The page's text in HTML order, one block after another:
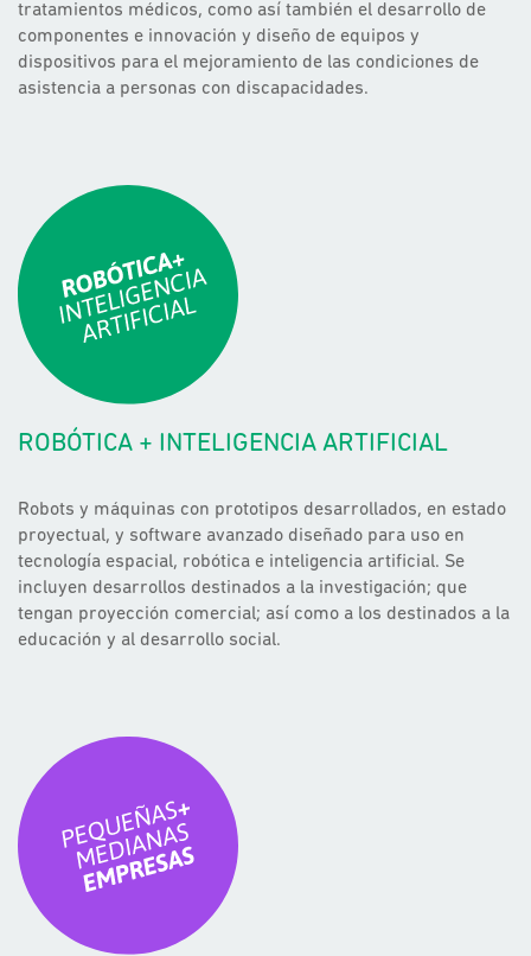
tratamientos médicos, como así también el desarrollo de
componentes e innovación y diseño de equipos y
dispositivos para el mejoramiento de las condiciones de
asistencia a personas con discapacidades.
ROBÓTICA + INTELIGENCIA ARTIFICIAL
Robots y máquinas con prototipos desarrollados, en estado
proyectual, y software avanzado diseñado para uso en
tecnología espacial, robótica e inteligencia artificial. Se
incluyen desarrollos destinados a la investigación; que
tengan proyección comercial; así como a los destinados a la
educación y al desarrollo social.